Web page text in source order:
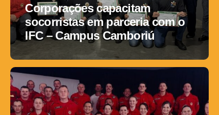
Corporações capacitam
socorristas em parceria com o
IFC – Campus Camboriú